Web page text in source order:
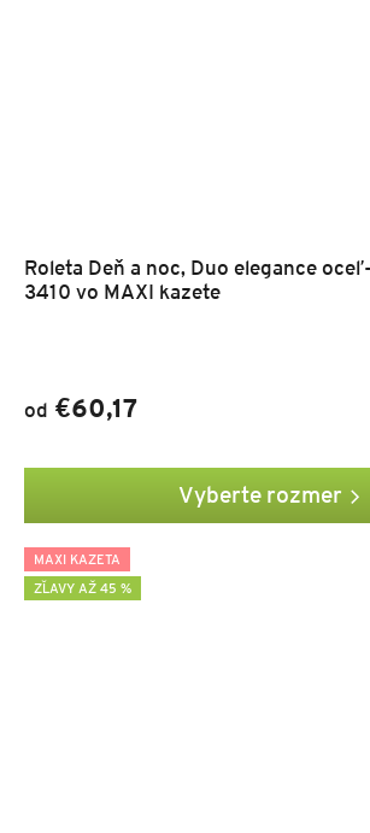
Roleta Deň a noc, Duo elegance
3410 vo MAXI kazete
od €60,17
Vyberte rozmer
MAXI KAZETA
ZĽAVY AŽ 45 %